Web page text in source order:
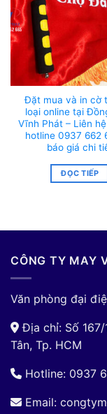
Đặt mua và in cờ
loại online tại
Vĩnh Phát – Liên
hotline 0937 662
báo giá chi
ĐỌC TIẾP
CÔNG TY MAY
Văn phòng đại
Địa chỉ: Số
Tân, Tp. HCM
Hotline: 0937
Email: